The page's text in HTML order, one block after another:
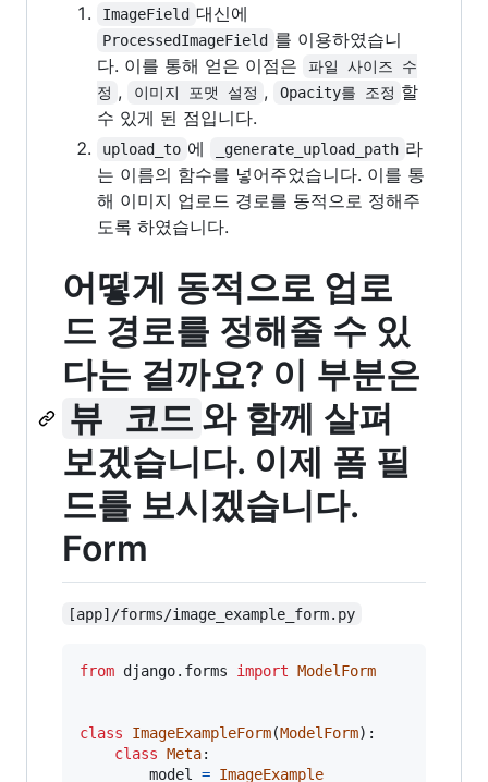
ImageField 대신에
ProcessedImageField 를 이용하였습니
다. 이를 통해 얻은 이점은
파일 사이즈 수
정 , 이미지 포맷 설정 , Opacity를 조정 할
수 있게 된 점입니다.
upload_to 에 _generate_upload_path 라
는 이름의 함수를 넣어주었습니다. 이를 통
해 이미지 업로드 경로를 동적으로 정해주
도록 하였습니다.
어떻게 동적으로 업로
드 경로를 정해줄 수 있
다는 걸까요? 이 부분은
뷰 코드 와 함께 살펴
보겠습니다. 이제 폼 필
드를 보시겠습니다.
Form
[app]/forms/image_example_form.py
from django. forms import ModelForm
class ImageExampleForm(ModelForm):
class Meta:
model
= ImageExample